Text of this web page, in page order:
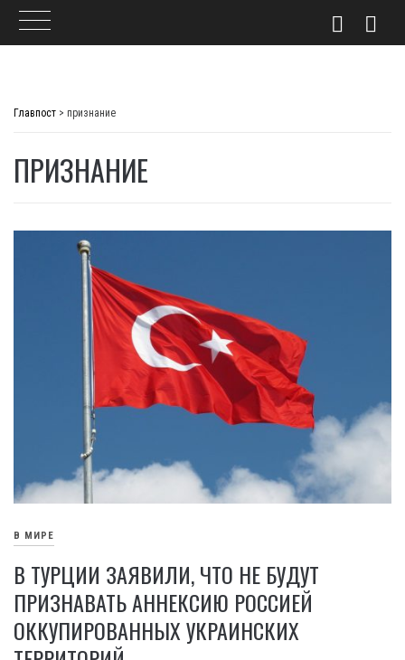
Главпост > признание
ПРИЗНАНИЕ
В МИРЕ
В ТУРЦИИ ЗАЯВИЛИ, ЧТО НЕ БУДУТ
ПРИЗНАВАТЬ АННЕКСИЮ РОССИЕЙ
ОККУПИРОВАННЫХ УКРАИНСКИХ